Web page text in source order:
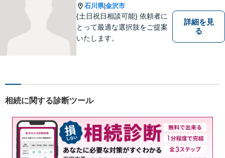
つかむことができるかもしれ
ません。
石川県|金沢市
{土日祝日相談可能} 依頼者に
とって最適な選択肢をご提案
いたします。
詳細を見
る
相続に関する診断ツール